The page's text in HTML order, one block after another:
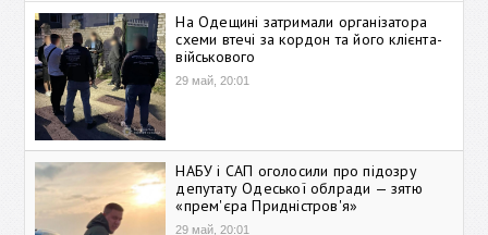
На Одещині затримали організатора
схеми втечі за кордон та його клієнта-
військового
29 май, 20:01
НАБУ і САП оголосили про підозру
депутату Одеської облради — зятю
«прем'єра Придністров'я»
29 май, 20:01